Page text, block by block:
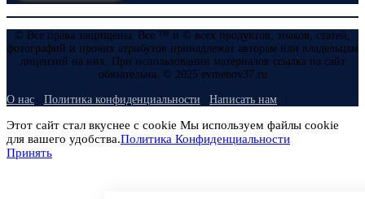
© Все права защищены. Все ™ и © всех продуктов, знаков, статей,
фотографий и прочих атрибутов принадлежат авторам или владельцам
лицензий на них. При использовании материалов ссылка на сайт
обязательна. © 2025 evmenov37.ru
О нас Политика конфиденциальности Написать нам
Этот сайт стал вкуснее с cookie Мы используем файлы cookie
для вашего удобства.Политика Конфиденциальности
Принять